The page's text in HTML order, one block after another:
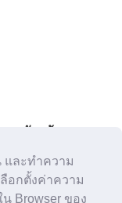
และทำความ
อกตั้งค่าความ
Browser ของ